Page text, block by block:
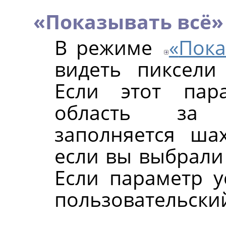
«Показывать всё»
В режиме
«
видеть
Если этот
область за
заполняется
если вы
Если параметр